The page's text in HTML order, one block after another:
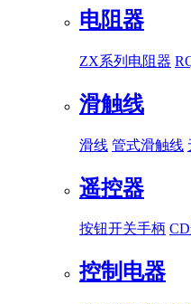
电阻器
ZX系列电阻器
滑触线
滑线 管式滑触线
遥控器
按钮开关手柄
控制电器